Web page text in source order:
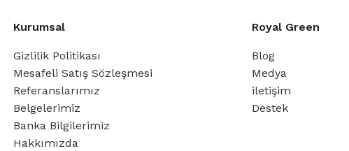
Kurumsal
Gizlilik Politikası
Mesafeli Satış Sözleşmesi
Referanslarımız
Belgelerimiz
Banka Bilgilerimiz
Hakkımızda
Royal Green
Blog
Medya
iletişim
Destek